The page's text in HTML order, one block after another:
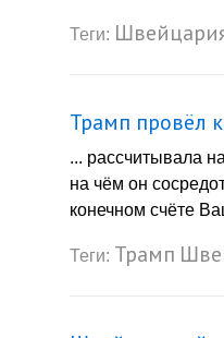
Теги:
Трамп провёл
... рассчитывала
на чём он
конечном счёте
Теги: Трамп